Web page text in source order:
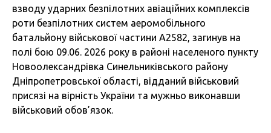
взводу ударних безпілотних авіаційних комплексів
роти безпілотних систем аеромобільного
батальйону військової частини А2582, загинув на
полі бою 09.06. 2026 року в районі населеного пункту
Новоолександрівка Синельниківського району
Дніпропетровської області, відданий військовий
присязі на вірність України та мужньо виконавши
військовий обов’язок.